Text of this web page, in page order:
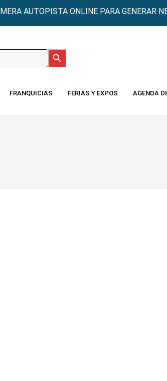
AUTOPISTA ONLINE PARA GENERAR
Botón de búsqueda
FRANQUICIAS FERIAS Y EXPOS AGENDA